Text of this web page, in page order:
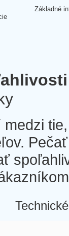
Základné